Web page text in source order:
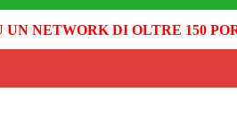
UN NETWORK DI OLTRE 150